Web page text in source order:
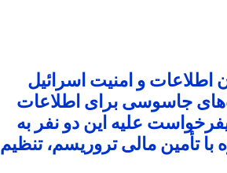
اطلاعات و امنیت اسرائیل
جاسوسی برای اطلاعات
علیه این دو نفر به
تأمین مالی تروریسم، تنظیم